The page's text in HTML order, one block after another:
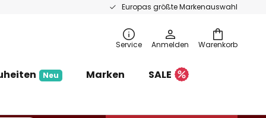
Europas größte Markenauswahl
Warenkorb
Service Anmelden
Neu Marken
SALE